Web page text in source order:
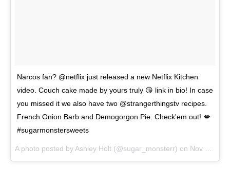
Narcos fan? @netflix just released a new Netflix Kitchen
video. Couch cake made by yours truly 😘 link in bio! In case
you missed it we also have two @strangerthingstv recipes.
French Onion Barb and Demogorgon Pie. Check'em out! 💋
#sugarmonstersweets
A photo posted by Ashley Holt (@sugar_monsterr) on Nov 14, 2016 at 5:15pm PST